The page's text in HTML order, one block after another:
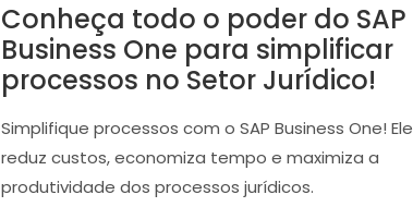
Conheça todo o poder do SAP
Business One para simplificar
processos no Setor Jurídico!
Simplifique processos com o SAP Business One! Ele
reduz custos, economiza tempo e maximiza a
produtividade dos processos jurídicos.